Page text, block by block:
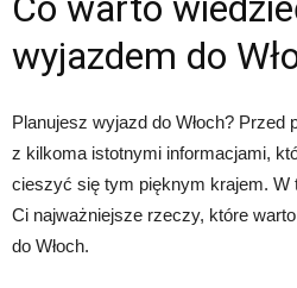
wyjazdem do
Planujesz wyjazd do Włoch? Przed
z kilkoma istotnymi informacjami,
cieszyć się tym pięknym krajem.
Ci najważniejsze rzeczy, które
do Włoch.